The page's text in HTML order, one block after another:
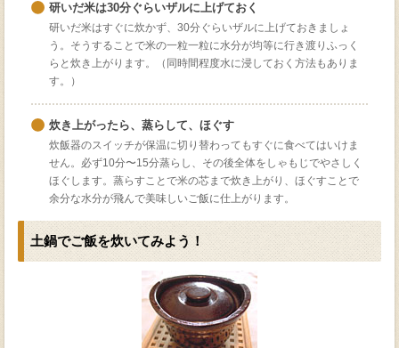
研いだ米は30分ぐらいザルに上げておく
研いだ米はすぐに炊かず、30分ぐらいザルに上げておきましょ
う。そうすることで米の一粒一粒に水分が均等に行き渡りふっく
らと炊き上がります。（同時間程度水に浸しておく方法もありま
す。）
炊き上がったら、蒸らして、ほぐす
炊飯器のスイッチが保温に切り替わってもすぐに食べてはいけま
せん。必ず10分〜15分蒸らし、その後全体をしゃもじでやさしく
ほぐします。蒸らすことで米の芯まで炊き上がり、ほぐすことで
余分な水分が飛んで美味しいご飯に仕上がります。
土鍋でご飯を炊いてみよう！